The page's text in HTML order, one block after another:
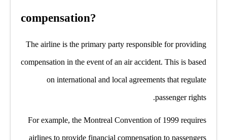
compensation?
The airline is the primary party responsible for providing
compensation in the event of an air accident. This is based
on international and local agreements that regulate
passenger rights.
For example, the Montreal Convention of 1999 requires
airlines to provide financial compensation to passengers